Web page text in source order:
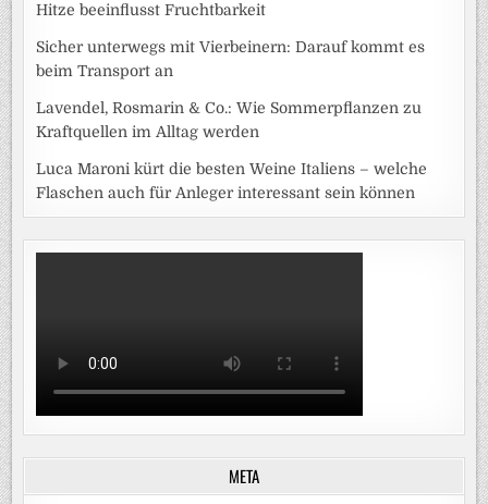
Hitze beeinflusst Fruchtbarkeit
Sicher unterwegs mit Vierbeinern: Darauf kommt es
beim Transport an
Lavendel, Rosmarin & Co.: Wie Sommerpflanzen zu
Kraftquellen im Alltag werden
Luca Maroni kürt die besten Weine Italiens – welche
Flaschen auch für Anleger interessant sein können
META